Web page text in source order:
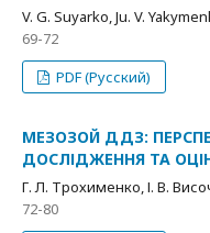
V. G. Suyarko, Ju. V.
69-72
PDF (Русский)
МЕЗОЗОЙ ДДЗ:
ДОСЛІДЖЕННЯ ТА
Г. Л. Трохименко, І. В.
72-80